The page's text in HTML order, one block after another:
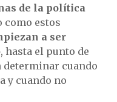
de la política
como estos
a ser
, hasta el punto de
determinar cuando
y cuando no